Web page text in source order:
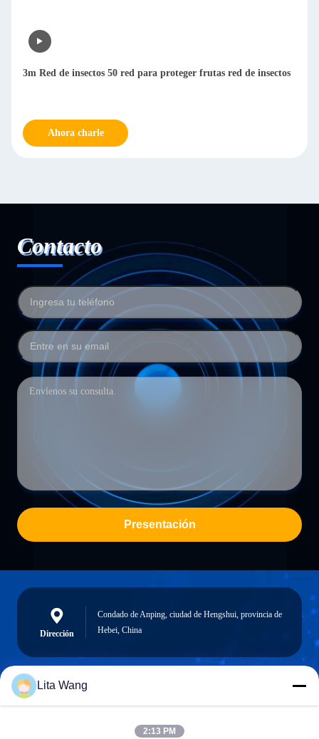
3m Red de insectos 50 red para proteger frutas red de insectos
Ahora charle
Contacto
Presentación
Dirección
Condado de Anping, ciudad de Hengshui, provincia de
Hebei, China
lita@screenmeshnet.com
Lita Wang
2:13 PM